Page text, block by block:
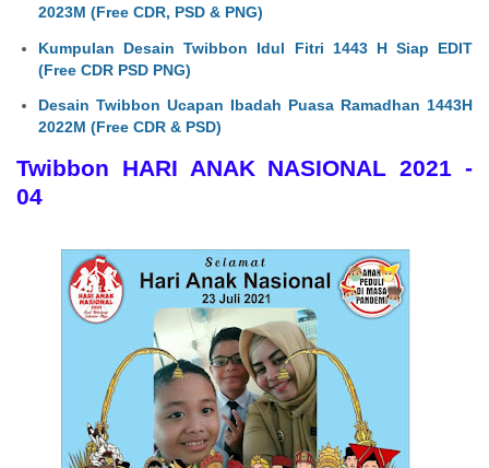
2023M (Free CDR, PSD & PNG)
Kumpulan Desain Twibbon Idul Fitri 1443 H Siap EDIT
(Free CDR PSD PNG)
Desain Twibbon Ucapan Ibadah Puasa Ramadhan 1443H
2022M (Free CDR & PSD)
Twibbon HARI ANAK NASIONAL 2021 -
04